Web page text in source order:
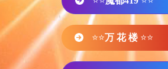
⭐⭐万 花 楼 ⭐⭐